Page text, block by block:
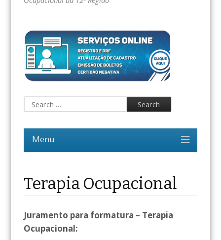
Terapia Ocupacional
Juramento para formatura – Terapia
Ocupacional: